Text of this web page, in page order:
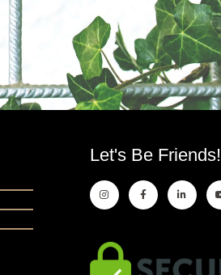
Let's Be Friends!